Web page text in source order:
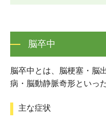
脳卒中
脳卒中とは、脳梗塞・脳
病・脳動静脈奇形といっ
主な症状